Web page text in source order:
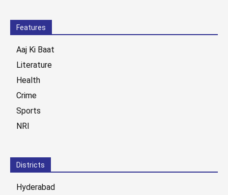
Features
Aaj Ki Baat
Literature
Health
Crime
Sports
NRI
Districts
Hyderabad